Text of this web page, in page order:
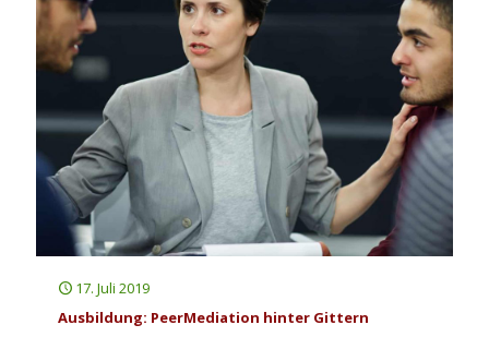
17. Juli 2019
Ausbildung: PeerMediation hinter Gittern